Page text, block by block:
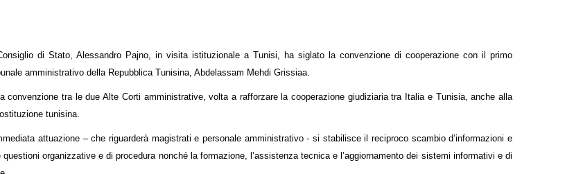
di Stato, Alessandro Pajno, in visita istituzionale a Tunisi, ha siglato la convenzione di cooperazione con il primo
amministrativo della Repubblica Tunisina, Abdelassam Mehdi Grissiaa.
convenzione tra le due Alte Corti amministrative, volta a rafforzare la cooperazione giudiziaria tra Italia e Tunisia, anche alla
tunisina.
attuazione – che riguarderà magistrati e personale amministrativo - si stabilisce il reciproco scambio d’informazioni e
questioni organizzative e di procedura nonché la formazione, l’assistenza tecnica e l’aggiornamento dei sistemi informativi e di